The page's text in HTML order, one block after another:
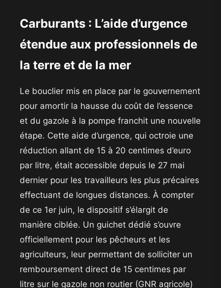
​Carburants : L’aide d’urgence
étendue aux professionnels de
la terre et de la mer
​Le bouclier mis en place par le gouvernement
pour amortir la hausse du coût de l’essence
et du gazole à la pompe franchit une nouvelle
étape. Cette aide d’urgence, qui octroie une
réduction allant de 15 à 20 centimes d’euro
par litre, était accessible depuis le 27 mai
dernier pour les travailleurs les plus précaires
effectuant de longues distances. À compter
de ce 1er juin, le dispositif s’élargit de
manière ciblée. Un guichet dédié s’ouvre
officiellement pour les pêcheurs et les
agriculteurs, leur permettant de solliciter un
remboursement direct de 15 centimes par
litre sur le gazole non routier (GNR agricole)